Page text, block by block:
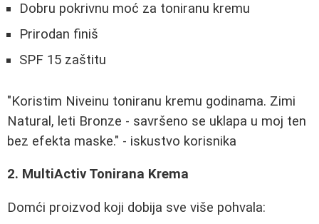
Dobru pokrivnu moć za toniranu kremu
Prirodan finiš
SPF 15 zaštitu
"Koristim Niveinu toniranu kremu godinama. Zimi
Natural, leti Bronze - savršeno se uklapa u moj ten
bez efekta maske." - iskustvo korisnika
2. MultiActiv Tonirana Krema
Domći proizvod koji dobija sve više pohvala: